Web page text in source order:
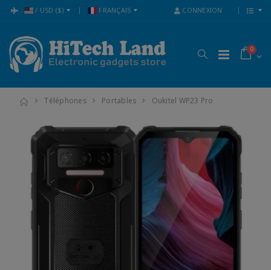
: / USD ($) FRANÇAIS CONNEXION
0
Téléphones Portables Oukitel WP23 Pro